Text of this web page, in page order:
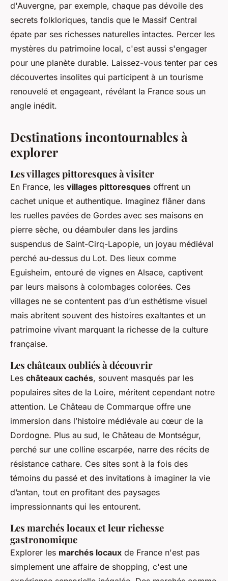
d'Auvergne, par exemple, chaque pas dévoile des
secrets folkloriques, tandis que le Massif Central
épate par ses richesses naturelles intactes. Percer les
mystères du patrimoine local, c'est aussi s'engager
pour une planète durable. Laissez-vous tenter par ces
découvertes insolites qui participent à un tourisme
renouvelé et engageant, révélant la France sous un
angle inédit.
Destinations incontournables à
explorer
Les villages pittoresques à visiter
En France, les villages pittoresques offrent un
cachet unique et authentique. Imaginez flâner dans
les ruelles pavées de Gordes avec ses maisons en
pierre sèche, ou déambuler dans les jardins
suspendus de Saint-Cirq-Lapopie, un joyau médiéval
perché au-dessus du Lot. Des lieux comme
Eguisheim, entouré de vignes en Alsace, captivent
par leurs maisons à colombages colorées. Ces
villages ne se contentent pas d’un esthétisme visuel
mais abritent souvent des histoires exaltantes et un
patrimoine vivant marquant la richesse de la culture
française.
Les châteaux oubliés à découvrir
Les châteaux cachés, souvent masqués par les
populaires sites de la Loire, méritent cependant notre
attention. Le Château de Commarque offre une
immersion dans l’histoire médiévale au cœur de la
Dordogne. Plus au sud, le Château de Montségur,
perché sur une colline escarpée, narre des récits de
résistance cathare. Ces sites sont à la fois des
témoins du passé et des invitations à imaginer la vie
d’antan, tout en profitant des paysages
impressionnants qui les entourent.
Les marchés locaux et leur richesse
gastronomique
Explorer les marchés locaux de France n'est pas
simplement une affaire de shopping, c'est une